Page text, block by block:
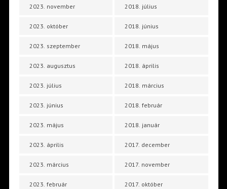
2023. november
2023. október
2023. szeptember
2023. augusztus
2023. július
2023. június
2023. május
2023. április
2023. március
2023. február
2018. július
2018. június
2018. május
2018. április
2018. március
2018. február
2018. január
2017. december
2017. november
2017. október